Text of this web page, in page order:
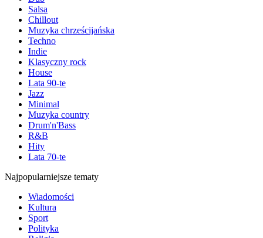
Salsa
Chillout
Muzyka chrześcijańska
Techno
Indie
Klasyczny rock
House
Lata 90-te
Jazz
Minimal
Muzyka country
Drum'n'Bass
R&B
Hity
Lata 70-te
Najpopularniejsze tematy
Wiadomości
Kultura
Sport
Polityka